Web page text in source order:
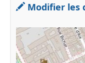
Modifier les